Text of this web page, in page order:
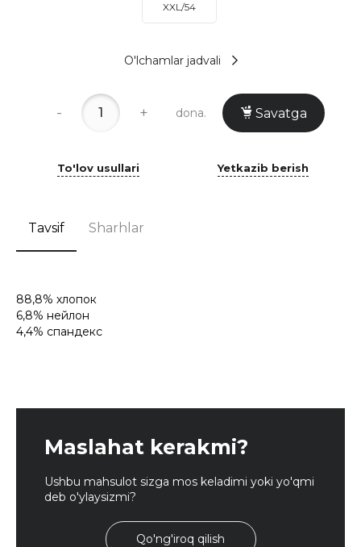
XXL/54
O'lchamlar jadvali
- + dona. Savatga
To'lov usullari Yetkazib berish
Tavsif Sharhlar
88,8% хлопок
6,8% нейлон
4,4% спандекс
Maslahat kerakmi?
Ushbu mahsulot sizga mos keladimi yoki yo'qmi
deb o'ylaysizmi?
Qo'ng'iroq qilish